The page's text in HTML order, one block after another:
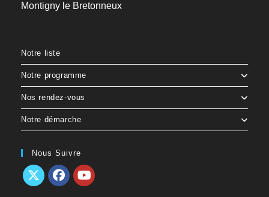
Montigny le Bretonneux
Notre liste
Notre programme
Nos rendez-vous
Notre démarche
Nous Suivre